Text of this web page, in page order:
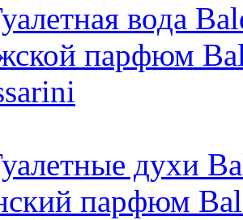
вода
парфюм
духи
парфюм